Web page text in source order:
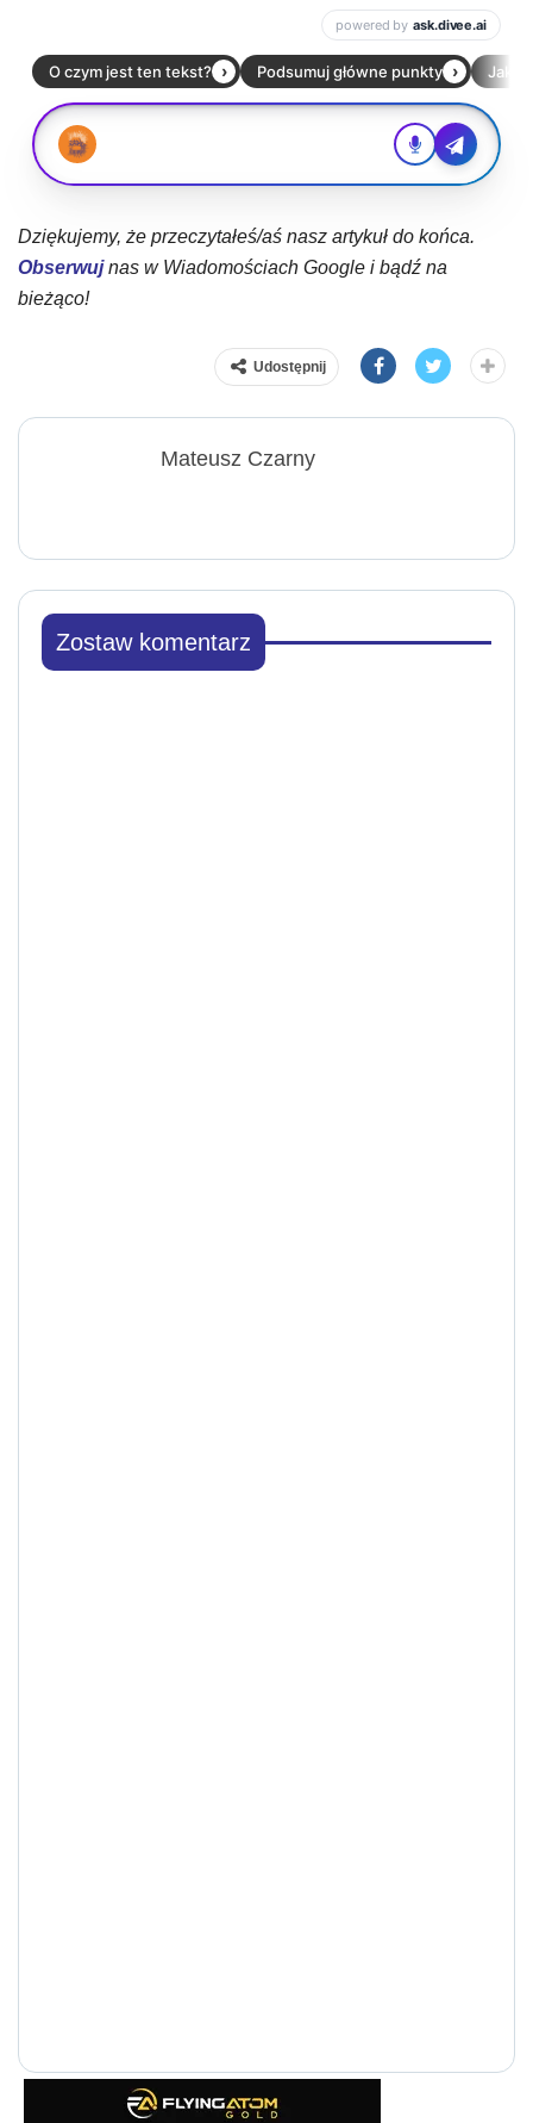
Dziękujemy, że przeczytałeś/aś nasz artykuł do końca.
Obserwujnas w Wiadomościach Google i bądź na
bieżąco!
Udostępnij
Mateusz Czarny
Zostaw komentarz